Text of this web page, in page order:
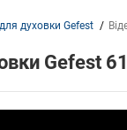
духовки Gefest
Gefest